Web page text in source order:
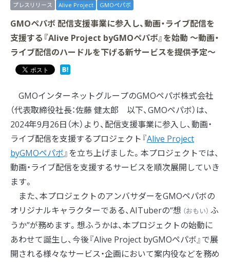
プレスリリース Alive Project GMOペパボ
GMOペパボ 配信支援事業に参入し、動画・ライブ配信を
支援する『Alive Project byGMOペパボ』を始動 ～動画・
ライブ配信のハードルを下げる新サービスを提供予定～
GMOインターネットグループのGMOペパボ株式会社
（代表取締役社長：佐藤 健太郎 以下、GMOペパボ）は、
2024年9月26日（木）より、配信支援事業に参入し、動画・
ライブ配信を支援するプロジェクト『Alive Project
byGMOペパボ』を立ち上げました。本プロジェクトでは、
動画・ライブ配信を支援するサービスを順次展開していき
ます。
また、本プロジェクトのアンバサダーをGMOペパボの
オリジナルキャラクターである、AITuberの“想 （おもい） ふ
うか”が務めます。想ふうかは、本プロジェクトの始動に
あわせて誕生し、今後『Alive Project byGMOペパボ』で展
開される様々なサービス・企画において案内役などを務め